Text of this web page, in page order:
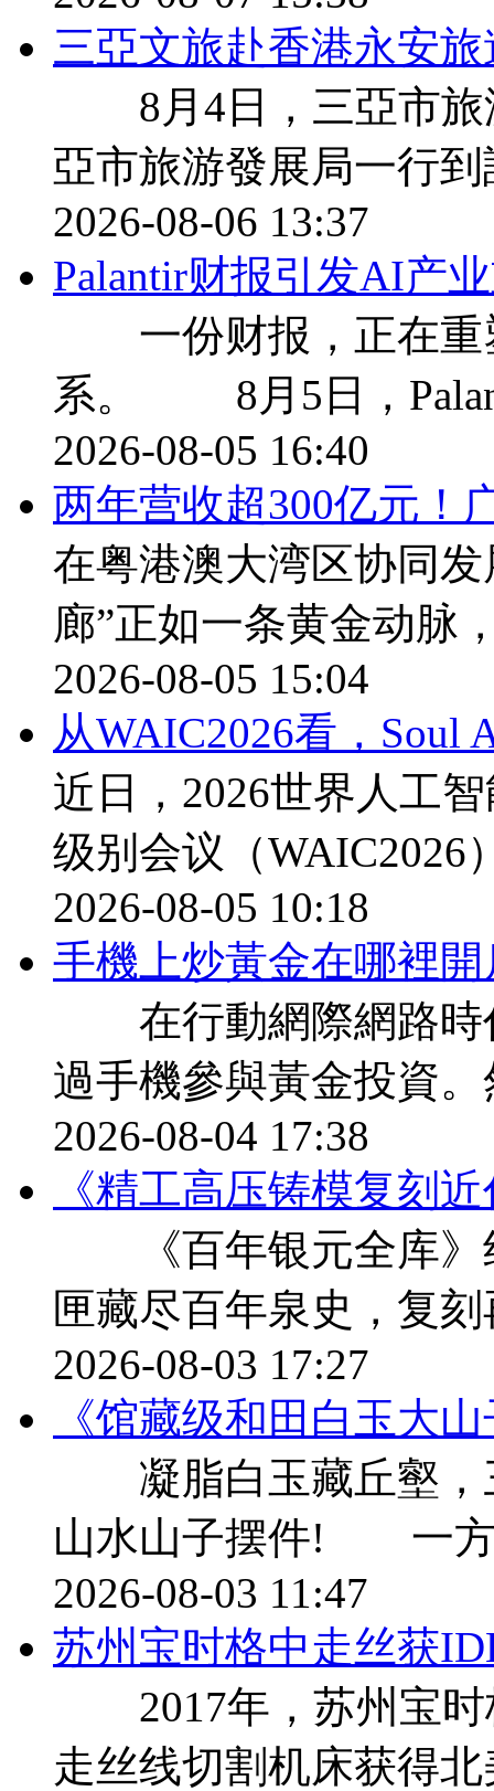
三亞文旅赴香港永安
8月4日，三亞市旅
亞市旅游發展局一行
2026-08-06 13:37
Palantir财报引发AI产
一份财报，正在重
系。 8月5日，
2026-08-05 16:40
两年营收超300亿元！
在粤港澳大湾区协同
廊”正如一条黄金动脉
2026-08-05 15:04
从WAIC2026看，Soul
近日，2026世界人工
级别会议（WAIC2026
2026-08-05 10:18
手機上炒黃金在哪裡
在行動網際網路時
過手機參與黃金投資
2026-08-04 17:38
《精工高压铸模复刻
《百年银元全库
匣藏尽百年泉史，复
2026-08-03 17:27
《馆藏级和田白玉大
凝脂白玉藏丘壑，
山水山子摆件! 一方
2026-08-03 11:47
苏州宝时格中走丝获
2017年，苏州宝时
走丝线切割机床获得